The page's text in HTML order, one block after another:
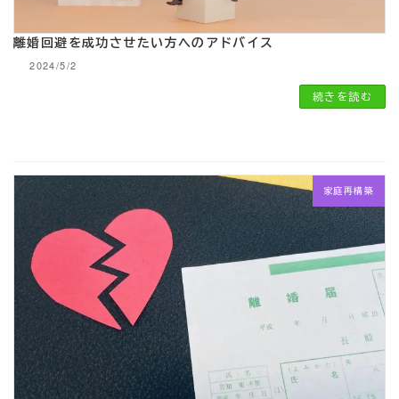
離婚回避を成功させたい方へのアドバイス
2024/5/2
続きを読む
家庭再構築